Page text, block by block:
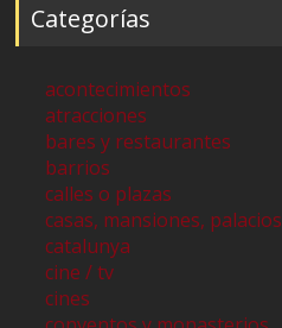
Categorías
acontecimientos
atracciones
bares y restaurantes
barrios
calles o plazas
casas, mansiones, palacios
catalunya
cine / tv
cines